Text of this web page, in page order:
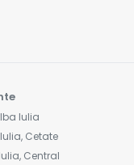
Iulia
Cetate
Central